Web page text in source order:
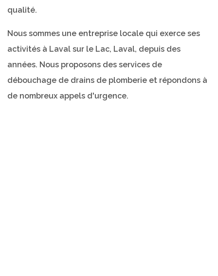
qualité.
Nous sommes une entreprise locale qui exerce ses
activités à Laval sur le Lac, Laval, depuis des
années. Nous proposons des services de
débouchage de drains de plomberie et répondons à
de nombreux appels d'urgence.